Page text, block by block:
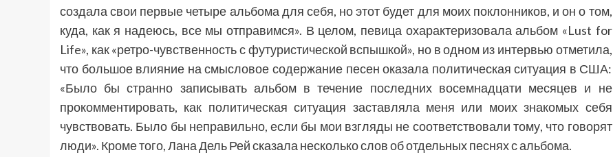
создала свои первые четыре альбома для себя, но этот будет для моих поклонников, и он о том,
куда, как я надеюсь, все мы отправимся». В целом, певица охарактеризовала альбом «Lust for
Life», как «ретро-чувственность с футуристической вспышкой», но в одном из интервью отметила,
что большое влияние на смысловое содержание песен оказала политическая ситуация в США:
«Было бы странно записывать альбом в течение последних восемнадцати месяцев и не
прокомментировать, как политическая ситуация заставляла меня или моих знакомых себя
чувствовать. Было бы неправильно, если бы мои взгляды не соответствовали тому, что говорят
люди». Кроме того, Лана Дель Рей сказала несколько слов об отдельных песнях с альбома.